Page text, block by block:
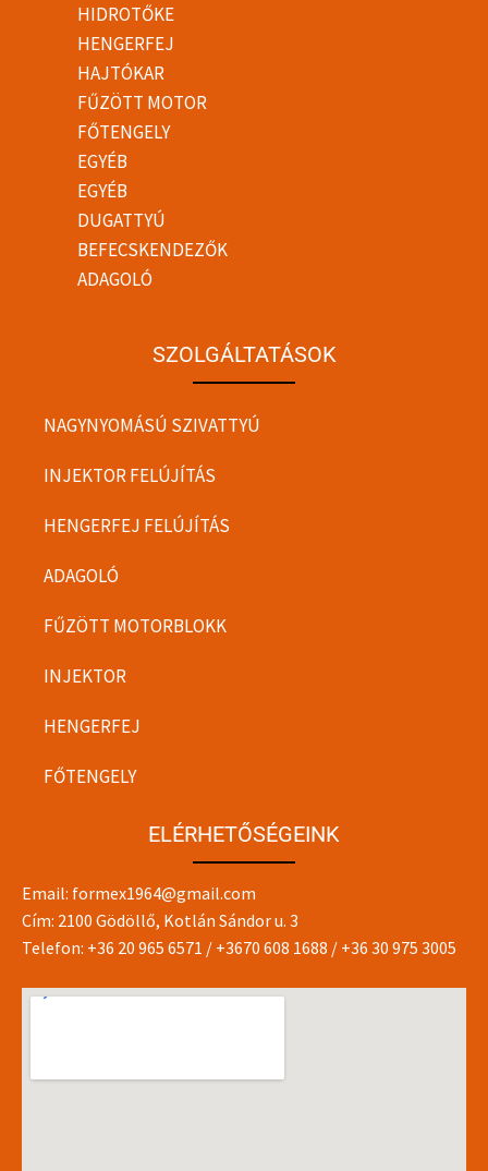
HIDROTŐKE
HENGERFEJ
HAJTÓKAR
FŰZÖTT MOTOR
FŐTENGELY
EGYÉB
EGYÉB
DUGATTYÚ
BEFECSKENDEZŐK
ADAGOLÓ
SZOLGÁLTATÁSOK
NAGYNYOMÁSÚ SZIVATTYÚ
INJEKTOR FELÚJÍTÁS
HENGERFEJ FELÚJÍTÁS
ADAGOLÓ
FŰZÖTT MOTORBLOKK
INJEKTOR
HENGERFEJ
FŐTENGELY
ELÉRHETŐSÉGEINK
Email: formex1964@gmail.com
Cím: 2100 Gödöllő, Kotlán Sándor u. 3
Telefon: +36 20 965 6571 / +3670 608 1688 / +36 30 975 3005